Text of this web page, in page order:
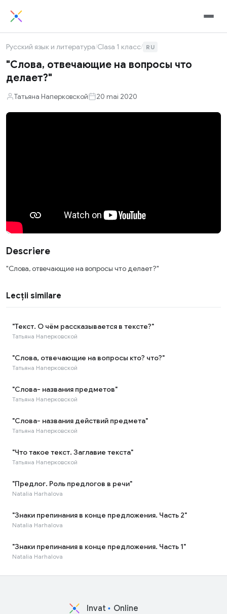
Русский язык и литература/Clasa 1 класс/ RU
"Слова, отвечающие на вопросы что
делает?"
Татьяна Наперковской 20 mai 2020
Descriere
"Слова, отвечающие на вопросы что делает?"
Lecții similare
"Текст. О чём рассказывается в тексте?"
Татьяна Наперковской
"Слова, отвечающие на вопросы кто? что?"
Татьяна Наперковской
"Слова- названия предметов"
Татьяна Наперковской
"Слова- названия действий предмета"
Татьяна Наперковской
"Что такое текст. Заглавие текста"
Татьяна Наперковской
"Предлог. Роль предлогов в речи"
Natalia Harhalova
"Знаки препинания в конце предложения. Часть 2"
Natalia Harhalova
"Знаки препинания в конце предложения. Часть 1"
Natalia Harhalova
Invat Online